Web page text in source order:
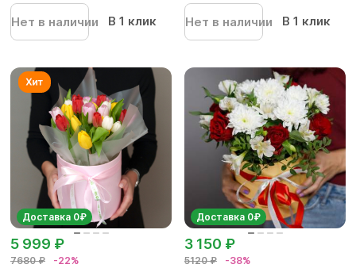
Нет в наличии В 1 клик Нет в наличии В 1 клик
Доставка 0₽
7680 ₽ -22%
5 999 ₽
Доставка 0₽
5120 ₽ -38%
3 150 ₽